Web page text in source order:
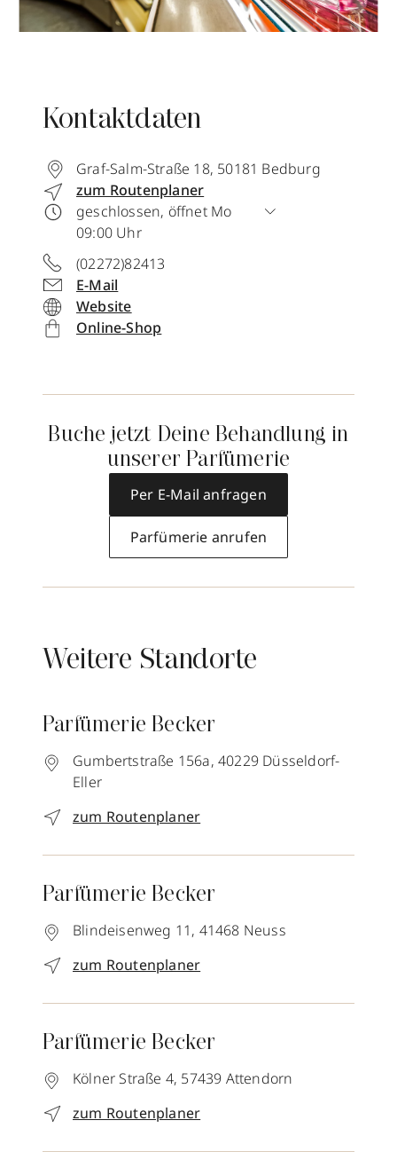
Kontaktdaten
Graf-Salm-Straße 18, 50181 Bedburg
zum Routenplaner
geschlossen, öffnet Mo
09:00 Uhr
(02272)82413
E-Mail
Website
Online-Shop
Buche jetzt Deine Behandlung in
unserer Parfümerie
Per E-Mail anfragen
Parfümerie anrufen
Weitere Standorte
Parfümerie Becker
Gumbertstraße 156a, 40229 Düsseldorf-
Eller
zum Routenplaner
Parfümerie Becker
Blindeisenweg 11, 41468 Neuss
zum Routenplaner
Parfümerie Becker
Kölner Straße 4, 57439 Attendorn
zum Routenplaner